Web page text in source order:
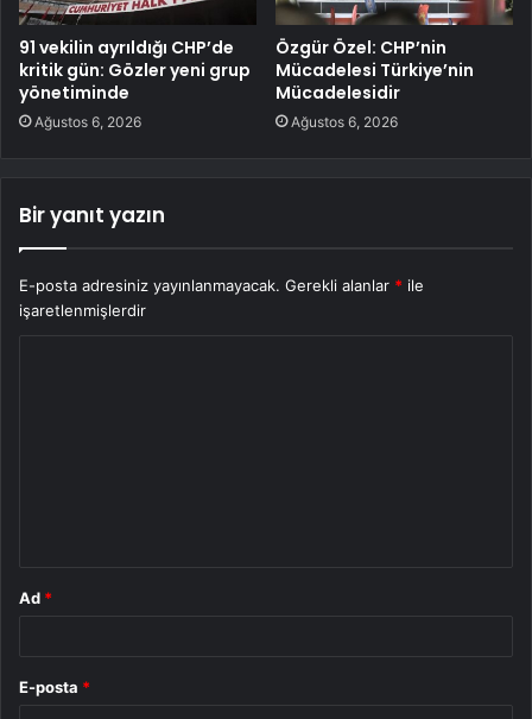
91 vekilin ayrıldığı CHP’de
kritik gün: Gözler yeni grup
yönetiminde
Ağustos 6, 2026
Özgür Özel: CHP’nin
Mücadelesi Türkiye’nin
Mücadelesidir
Ağustos 6, 2026
Bir yanıt yazın
E-posta adresiniz yayınlanmayacak. Gerekli alanlar * ile
işaretlenmişlerdir
Ad *
E-posta *